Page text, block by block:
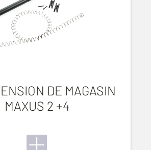
DE MAGASIN
MAXUS 2 +4